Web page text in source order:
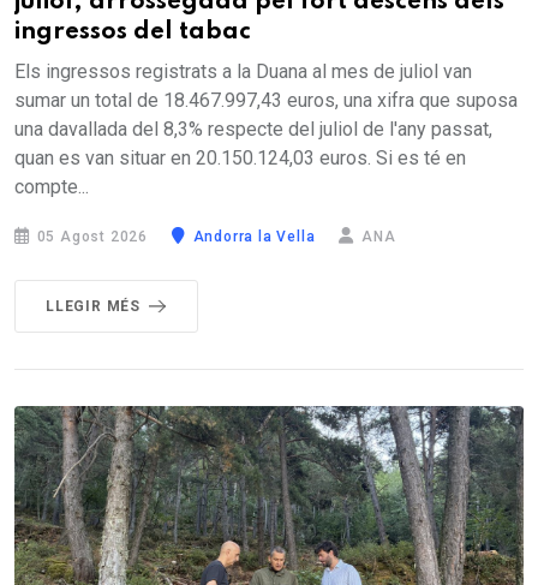
ingressos del tabac
Els ingressos registrats a la Duana al mes de juliol van
sumar un total de 18.467.997,43 euros, una xifra que suposa
una davallada del 8,3% respecte del juliol de l'any passat,
quan es van situar en 20.150.124,03 euros. Si es té en
compte...
05 Agost 2026 Andorra la Vella ANA
LLEGIR MÉS